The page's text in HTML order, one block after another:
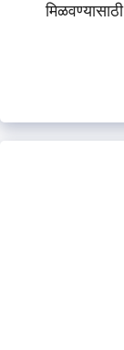
मिळवण्यासाठी